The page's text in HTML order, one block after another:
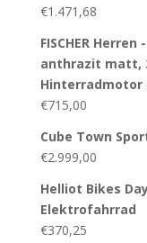
€1.471,68
FISCHER
anthrazit matt,
Hinterradmotor
€715,00
Cube Town
€2.999,00
Helliot Bikes
Elektrofahrrad
€370,25